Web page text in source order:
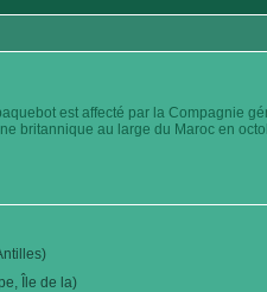
est affecté par la Compagnie
britannique au large du Maroc en
Île de la)